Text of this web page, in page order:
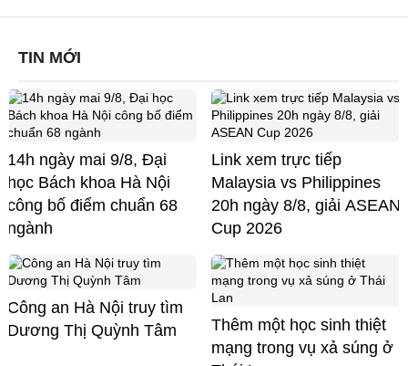
TIN MỚI
14h ngày mai 9/8, Đại
học Bách khoa Hà Nội
công bố điểm chuẩn 68
ngành
Link xem trực tiếp
Malaysia vs Philippines
20h ngày 8/8, giải ASEAN
Cup 2026
Công an Hà Nội truy tìm
Dương Thị Quỳnh Tâm
Thêm một học sinh thiệt
mạng trong vụ xả súng ở